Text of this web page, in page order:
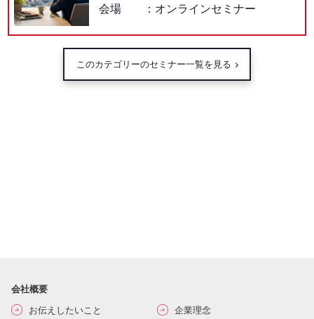
会場
オンラインセミナー
このカテゴリーのセミナー一覧を見る
会社概要
お伝えしたいこと
企業理念